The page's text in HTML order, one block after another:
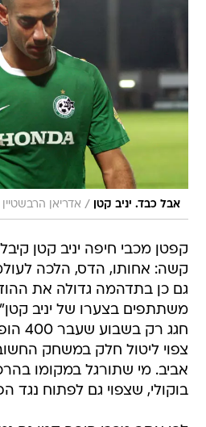
אבל כבד. יניב קטן / אדריאן הרבשטיין
קפטן מכבי חיפה יניב קטן
קשה: אחותו, הדס, הלכה
גם כן בתדהמה גדולה את
משתתפים בצערו של יניב
חגג
צפוי ליטול חלק במשחק
אביב. מי שתורגל במקומו
בוקולי, שצפוי גם לפתוח נגד